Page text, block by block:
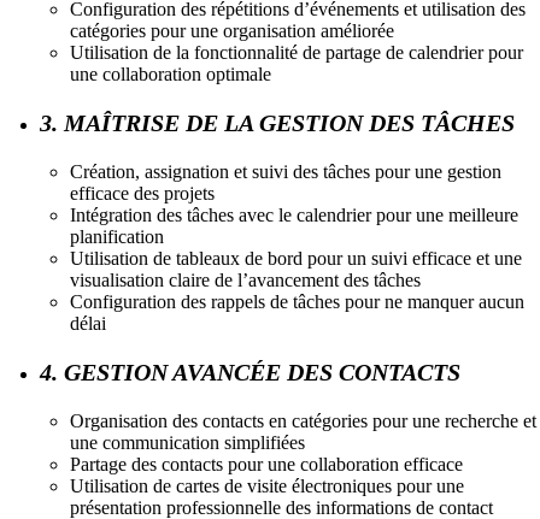
Configuration des répétitions d’événements et utilisation des
catégories pour une organisation améliorée
Utilisation de la fonctionnalité de partage de calendrier pour
une collaboration optimale
3. MAÎTRISE DE LA GESTION DES TÂCHES
Création, assignation et suivi des tâches pour une gestion
efficace des projets
Intégration des tâches avec le calendrier pour une meilleure
planification
Utilisation de tableaux de bord pour un suivi efficace et une
visualisation claire de l’avancement des tâches
Configuration des rappels de tâches pour ne manquer aucun
délai
4. GESTION AVANCÉE DES CONTACTS
Organisation des contacts en catégories pour une recherche et
une communication simplifiées
Partage des contacts pour une collaboration efficace
Utilisation de cartes de visite électroniques pour une
présentation professionnelle des informations de contact